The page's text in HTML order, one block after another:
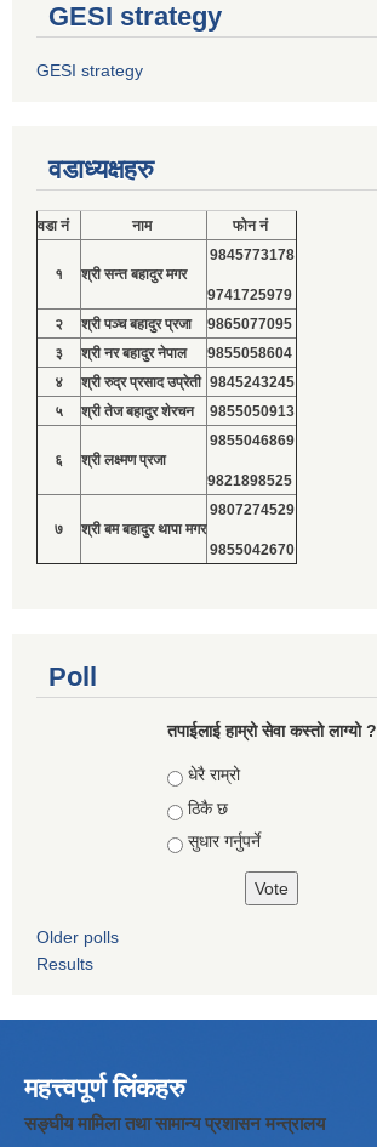
GESI strategy
GESI strategy
वडाध्यक्षहरु
वडा नं नाम फोन नं
१ श्री सन्त बहादुर मगर
9845773178
9741725979
२
श्री पञ्च बहादुर प्रजा
9865077095
३
श्री नर बहादुर नेपाल
9855058604
४
श्री रुद्र प्रसाद उप्रेती 9845243245
५
श्री तेज बहादुर शेरचन 9855050913
६ श्री लक्ष्मण प्रजा
9855046869
9821898525
७ श्री बम बहादुर थापा मगर
9807274529
9855042670
Poll
तपाईलाई हाम्रो सेवा कस्तो लाग्यो ?
Choices
धेरै राम्रो
ठिकै छ
सुधार गर्नुपर्ने
Older polls
Results
महत्त्वपूर्ण लिंकहरु
सङ्घीय मामिला तथा सामान्य प्रशासन मन्त्रालय